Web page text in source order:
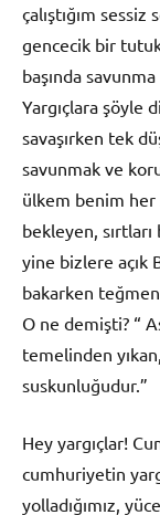
çalıştığım sessiz
gencecik bir
başında
Yargıçlara şöyle
savaşırken tek
savunmak ve
ülkem benim her
bekleyen,
yine bizlere açık
bakarken
O ne demişti? “
temelinden
suskunluğudur.”
Hey yargıçlar!
cumhuriyetin
yolladığımız,